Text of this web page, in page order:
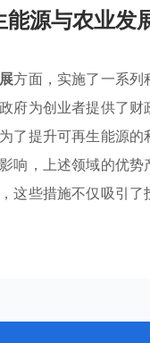
能源与农业发
方面，实施了一系
府为创业者提供了
了提升可再生能源
响，上述领域的优
这些措施不仅吸引